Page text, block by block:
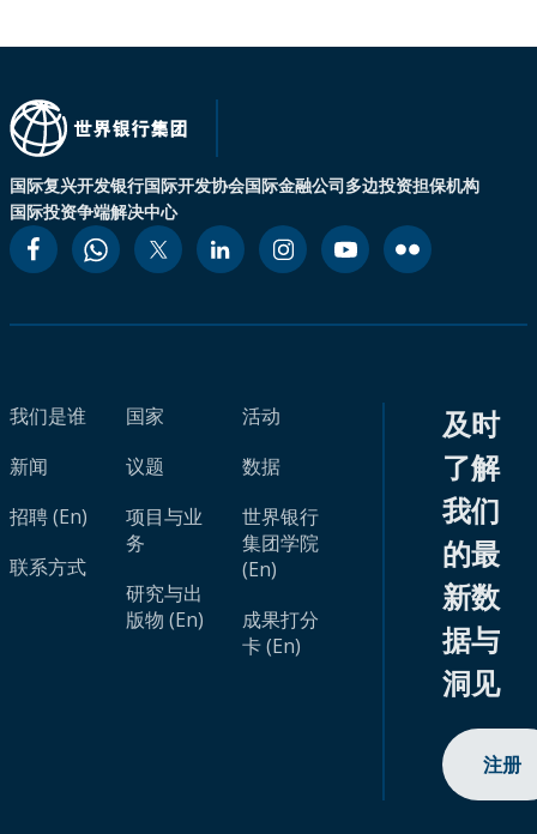
国际复兴开发银行国际开发协会国际金融公司多边投资担保机构
国际投资争端解决中心
我们是谁
新闻
招聘 (En)
联系方式
国家
议题
项目与业
务
研究与出
版物 (En)
活动
数据
世界银行
集团学院
(En)
成果打分
卡 (En)
及时
了解
我们
的最
新数
据与
洞见
注册